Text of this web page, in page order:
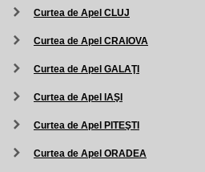
Curtea de Apel CLUJ
Curtea de Apel CRAIOVA
Curtea de Apel GALAŢI
Curtea de Apel IAŞI
Curtea de Apel PITEŞTI
Curtea de Apel ORADEA